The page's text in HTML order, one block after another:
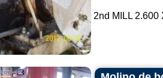
2nd MILL 2.600